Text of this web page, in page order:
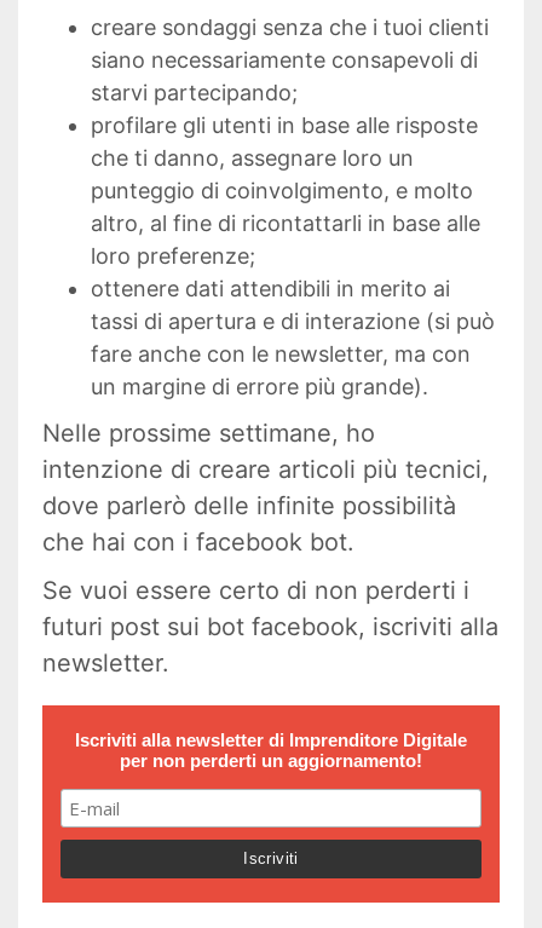
creare sondaggi senza che i tuoi clienti
siano necessariamente consapevoli di
starvi partecipando;
profilare gli utenti in base alle risposte
che ti danno, assegnare loro un
punteggio di coinvolgimento, e molto
altro, al fine di ricontattarli in base alle
loro preferenze;
ottenere dati attendibili in merito ai
tassi di apertura e di interazione (si può
fare anche con le newsletter, ma con
un margine di errore più grande).
Nelle prossime settimane, ho
intenzione di creare articoli più tecnici,
dove parlerò delle infinite possibilità
che hai con i facebook bot.
Se vuoi essere certo di non perderti i
futuri post sui bot facebook, iscriviti alla
newsletter.
Iscriviti alla newsletter di Imprenditore Digitale
per non perderti un aggiornamento!